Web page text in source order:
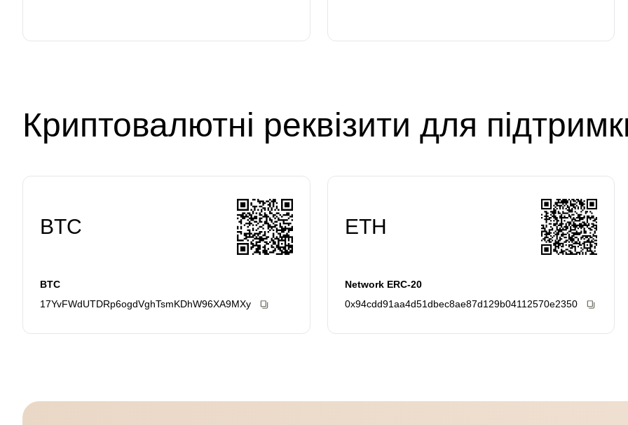
Криптовалютні реквізити для
BTC
BTC
17YvFWdUTDRp6ogdVghTsmKDhW96XA9MXy
ETH
Network ERC-20
0x94cdd91aa4d51dbec8ae87d129b04112570e2350